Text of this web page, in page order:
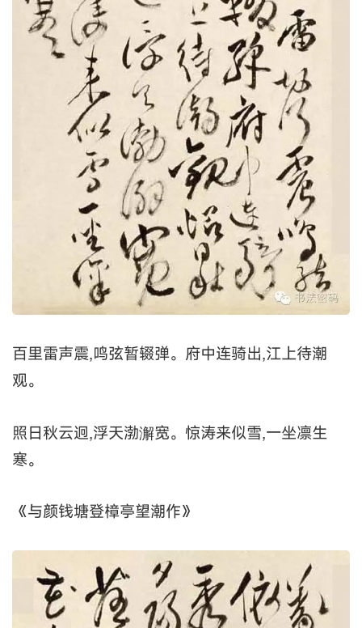
百里雷声震,鸣弦暂辍弹。府中连骑出,江上待潮
观。
照日秋云迥,浮天渤澥宽。惊涛来似雪,一坐凛生
寒。
《与颜钱塘登樟亭望潮作》